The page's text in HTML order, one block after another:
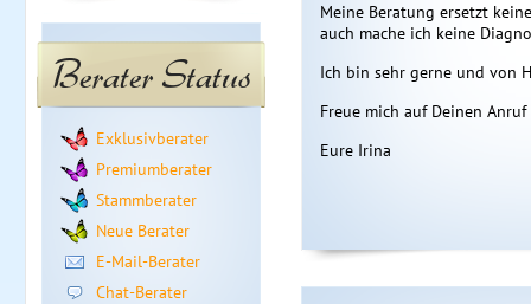
Berater Status
Exklusivberater
Premiumberater
Stammberater
Neue Berater
E-Mail-Berater
Chat-Berater
Meine Beratung ersetzt
auch mache ich keine
Ich bin sehr gerne und von
Freue mich auf Deinen Anruf
Eure Irina